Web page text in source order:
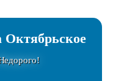
Октябрьское